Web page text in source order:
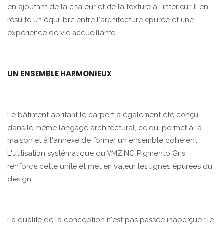
en ajoutant de la chaleur et de la texture à l'intérieur. Il en
résulte un équilibre entre l'architecture épurée et une
expérience de vie accueillante.
UN ENSEMBLE HARMONIEUX
Le bâtiment abritant le carport a également été conçu
dans le même langage architectural, ce qui permet à la
maison et à l'annexe de former un ensemble cohérent.
L'utilisation systématique du VMZINC Pigmento Gris
renforce cette unité et met en valeur les lignes épurées du
design.
La qualité de la conception n'est pas passée inaperçue : le